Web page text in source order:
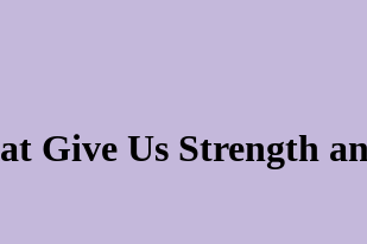
Give Us Strength